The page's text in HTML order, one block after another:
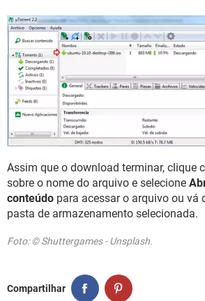
Assim que o download terminar, clique
sobre o nome do arquivo e selecione
conteúdo para acessar o arquivo ou vá
pasta de armazenamento selecionada.
Foto: © Shuttergames - Unsplash.
Compartilhar